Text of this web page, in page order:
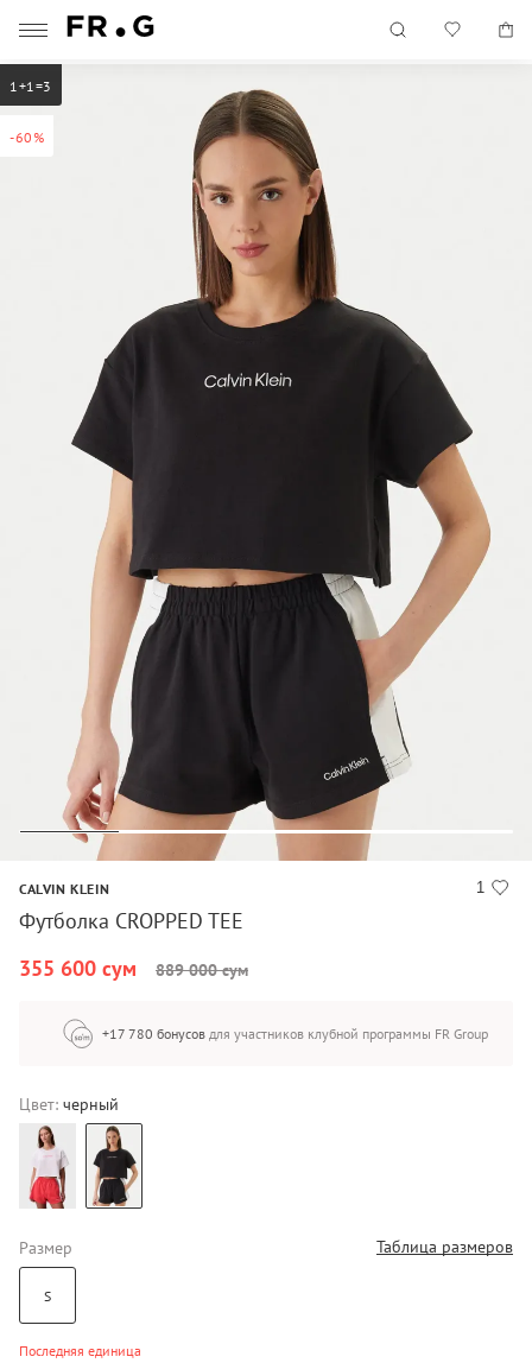
-60%
1+1=3
1
CALVIN KLEIN
Футболка CROPPED TEE
355 600 сум
889 000 сум
+17 780 бонусов для участников клубной программы FR Group
Цвет: черный
Размер Таблица размеров
S
Последняя единица